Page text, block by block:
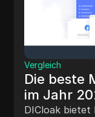
Vergleich
Die beste
im Jahr
DICloak bietet